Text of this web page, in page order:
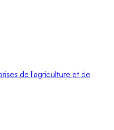
de l'agriculture et de